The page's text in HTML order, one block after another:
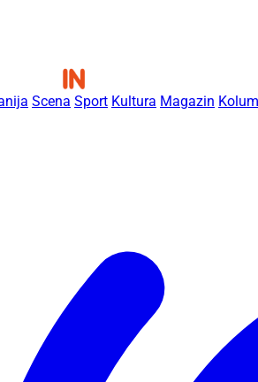
Scena Sport Kultura Magazin